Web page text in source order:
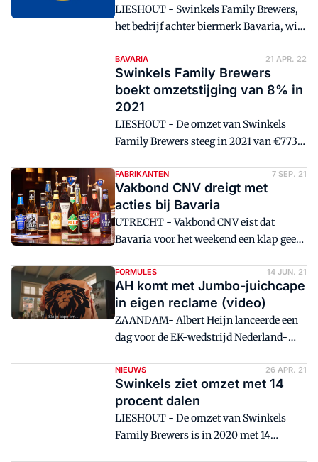
LIESHOUT - Swinkels Family Brewers,
het bedrijf achter biermerk Bavaria, wil
Rusland en wil daarom af van zijn
licentie-overeenkomst met de Moscow
Brewing Company.
BAVARIA 21 APR. 22
Swinkels Family Brewers
boekt omzetstijging van 8% in
2021
LIESHOUT - De omzet van Swinkels
Family Brewers steeg in 2021 van €773
procent ten opzichte van 2020. De ebitda
steeg met 26 procent, van €70 miljoen in
2020 naar €88 miljoen in 2021.
FABRIKANTEN 7 SEP. 21
Vakbond CNV dreigt met
acties bij Bavaria
UTRECHT - Vakbond CNV eist dat
Bavaria voor het weekend een klap geeft
medewerkers.
FORMULES 14 JUN. 21
AH komt met Jumbo-juichcape
in eigen reclame (video)
ZAANDAM- Albert Heijn lanceerde een
dag voor de EK-wedstrijd Nederland-
daarin de juichcape van Jumbo op het
eigen YouTube-kanaal.
NIEUWS 26 APR. 21
Swinkels ziet omzet met 14
procent dalen
LIESHOUT - De omzet van Swinkels
Family Brewers is in 2020 met 14